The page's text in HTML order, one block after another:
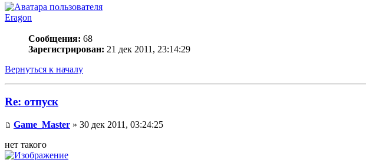
Eragon
Сообщения: 68
Зарегистрирован: 21 дек 2011, 23:14:29
Вернуться к началу
Re: отпуск
Game_Master » 30 дек 2011, 03:24:25
нет такого